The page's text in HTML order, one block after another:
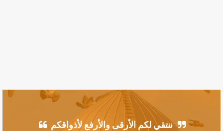
ننتقي لكم الأرقى والأرفع لأذواقكم